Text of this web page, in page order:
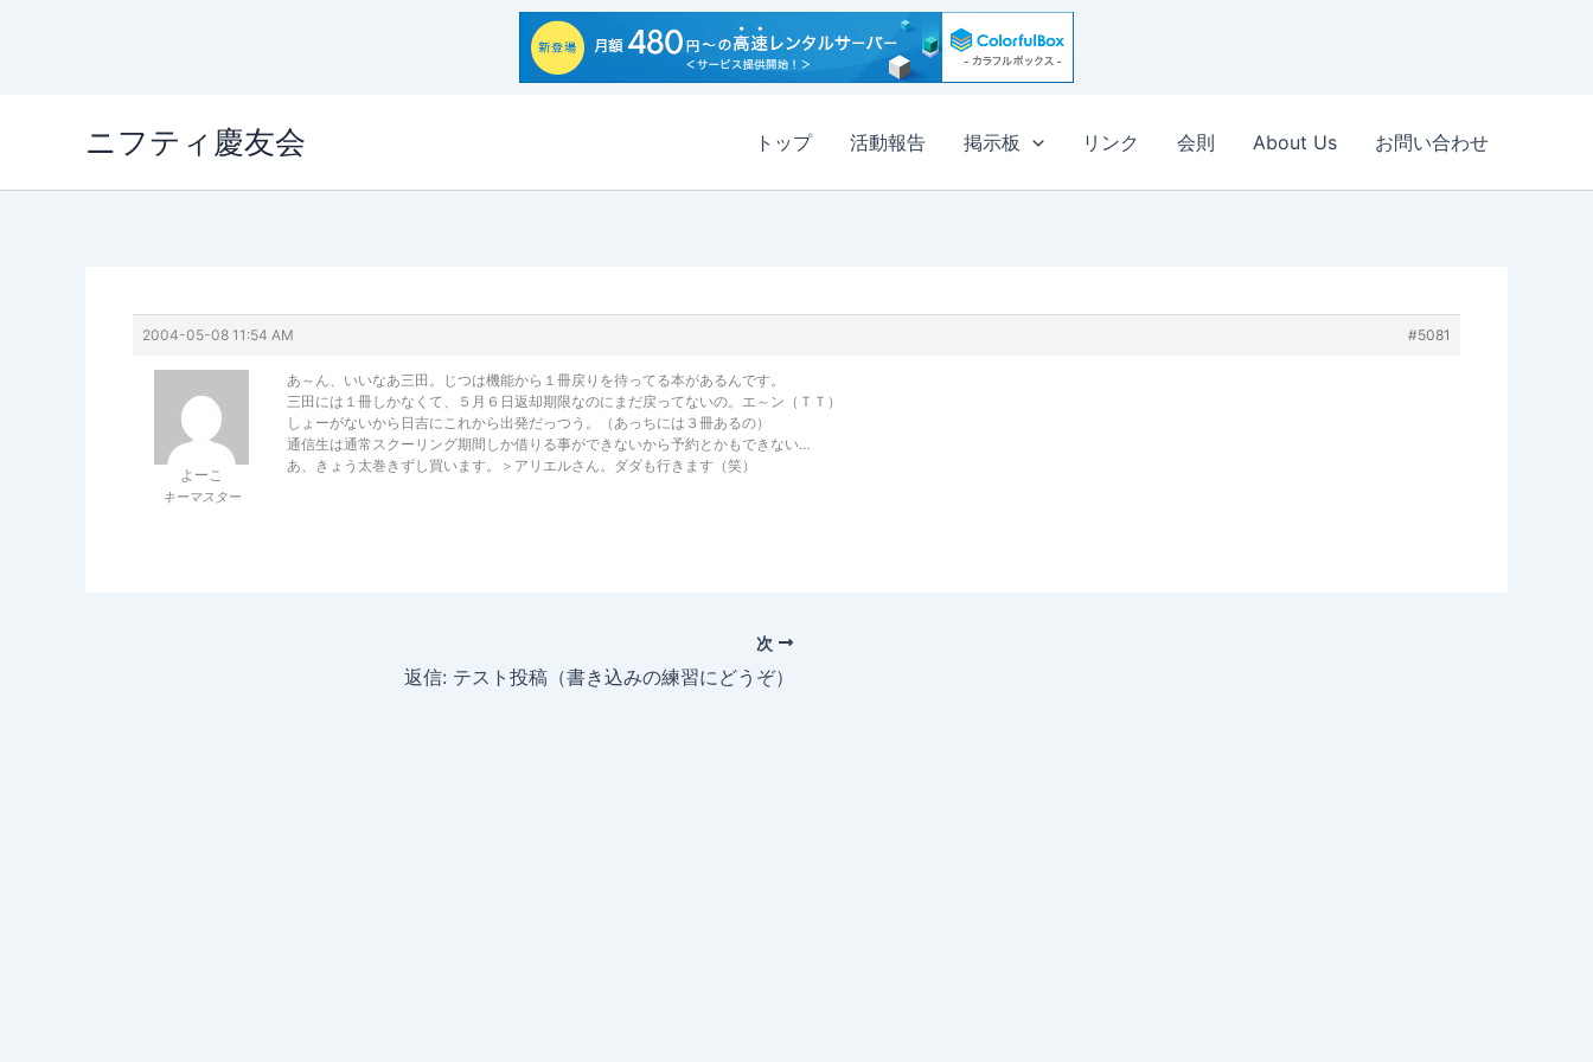
ニフティ慶友会 トップ 活動報告 掲示板 リンク 会則 About Us お問い合わせ
2004-05-08 11:54 AM #5081
よーこ
キーマスター
あ～ん、いいなあ三田。じつは機能から１冊戻りを待ってる本があるんです。
三田には１冊しかなくて、５月６日返却期限なのにまだ戻ってないの。エ～ン（ＴＴ）
しょーがないから日吉にこれから出発だっつう。（あっちには３冊あるの）
通信生は通常スクーリング期間しか借りる事ができないから予約とかもできない…
あ、きょう太巻きずし買います。＞アリエルさん。ダダも行きます（笑）
次
返信: テスト投稿（書き込みの練習にどうぞ）